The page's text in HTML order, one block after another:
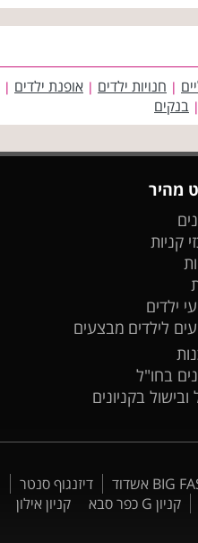
| חנויות ילדים | אופנת ילדים |
| בנקים
מהיר
קניות
ילדים
לילדים מבצעים
בחו"ל
ובישול בקניונים
דיזנגוף סנטר
קניון G כפר סבא קניון אילון